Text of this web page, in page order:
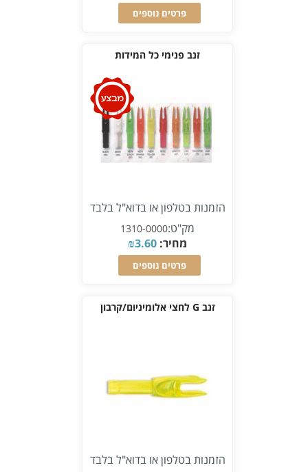
פרטים נוספים
זנב פנימי כל המידות
הזמנות בטלפון או בדוא"ל בלבד
מק"ט:1310-0000
מחיר: ₪3.60
פרטים נוספים
זנב G לחצי אלומיניום/קרבון
הזמנות בטלפון או בדוא"ל בלבד